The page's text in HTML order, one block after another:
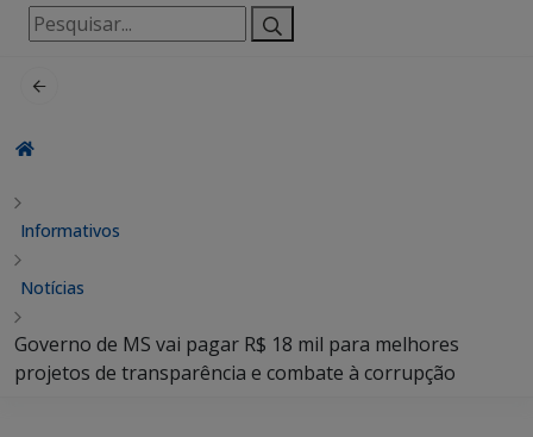
Pesquisar
por:
Informativos
Notícias
Governo de MS vai pagar R$ 18 mil para melhores
projetos de transparência e combate à corrupção